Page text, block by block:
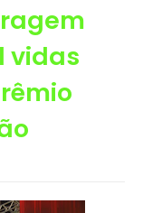
vidas